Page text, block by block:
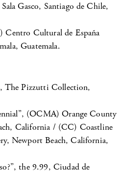
Gasco, Santiago de Chile,
Centro Cultural de España
Guatemala.
The Pizzutti Collection,
(OCMA) Orange County
California / (CC) Coastline
Newport Beach, California,
the 9.99, Ciudad de